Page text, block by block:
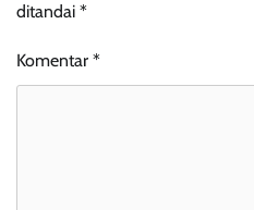
ditandai *
Komentar *